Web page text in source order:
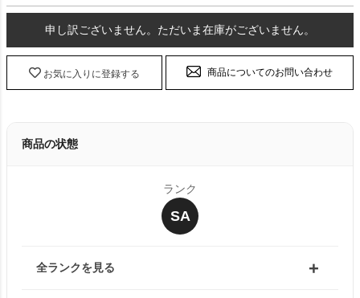
申し訳ございません。ただいま在庫がございません。
お気に入りに登録する 商品についてのお問い合わせ
商品の状態
ランク
SA
全ランクを見る